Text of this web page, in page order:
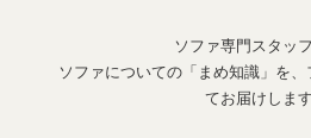
ソファ専門スタッ
ソファについての「まめ知識」を
てお届けします